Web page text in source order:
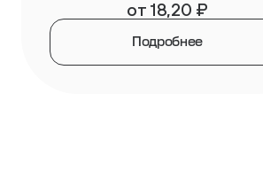
от 18,20 ₽
Подробнее